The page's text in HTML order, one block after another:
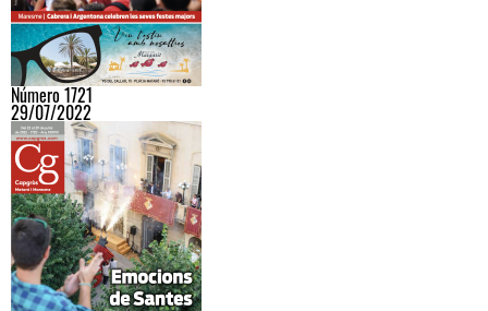
Número 1721
29/07/2022